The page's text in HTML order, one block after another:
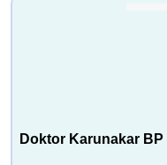
Doktor Karunakar BP